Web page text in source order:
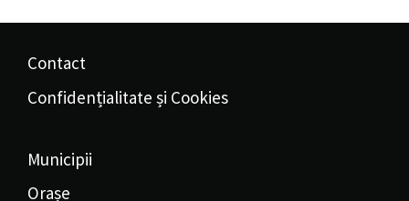
Contact
Confidențialitate și Cookies
Municipii
Orașe